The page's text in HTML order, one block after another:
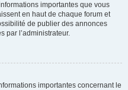
importantes que vous
en haut de chaque forum et
de publier des annonces
par l’administrateur.
importantes concernant le